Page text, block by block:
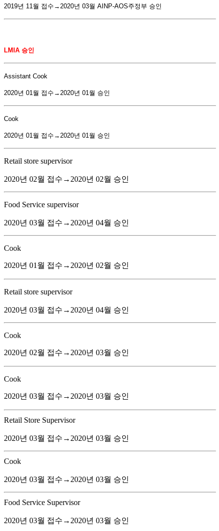
2019년 11월 접수→2020년 03월 AINP-AOS주정부 승인
LMIA 승인
Assistant Cook
2020년 01월 접수→2020년 01월 승인
Cook
2020년 01월 접수→2020년 01월 승인
Retail store supervisor
2020년 02월 접수→2020년 02월 승인
Food Service supervisor
2020년 03월 접수→2020년 04월 승인
Cook
2020년 01월 접수→2020년 02월 승인
Retail store supervisor
2020년 03월 접수→2020년 04월 승인
Cook
2020년 02월 접수→2020년 03월 승인
Cook
2020년 03월 접수→2020년 03월 승인
Retail Store Supervisor
2020년 03월 접수→2020년 03월 승인
Cook
2020년 03월 접수→2020년 03월 승인
Food Service Supervisor
2020년 03월 접수→2020년 03월 승인